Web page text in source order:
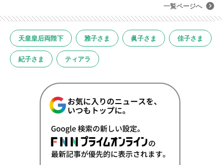
一覧ページへ
天皇皇后両陛下 雅子さま 眞子さま 佳子さま
紀子さま ティアラ